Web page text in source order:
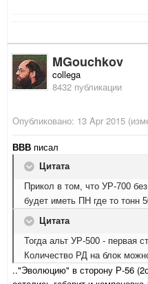
MGouchkov
collega
8432 публикации
Опубликовано: 13 Apr 2015
ВВВ писал
Цитата
Прикол в том, что УР-700
будет иметь ПН где то тонн
Цитата
Тогда альт УР-500 - первая
Количество РД на блок
.."Эволюцию" в сторону Р-56